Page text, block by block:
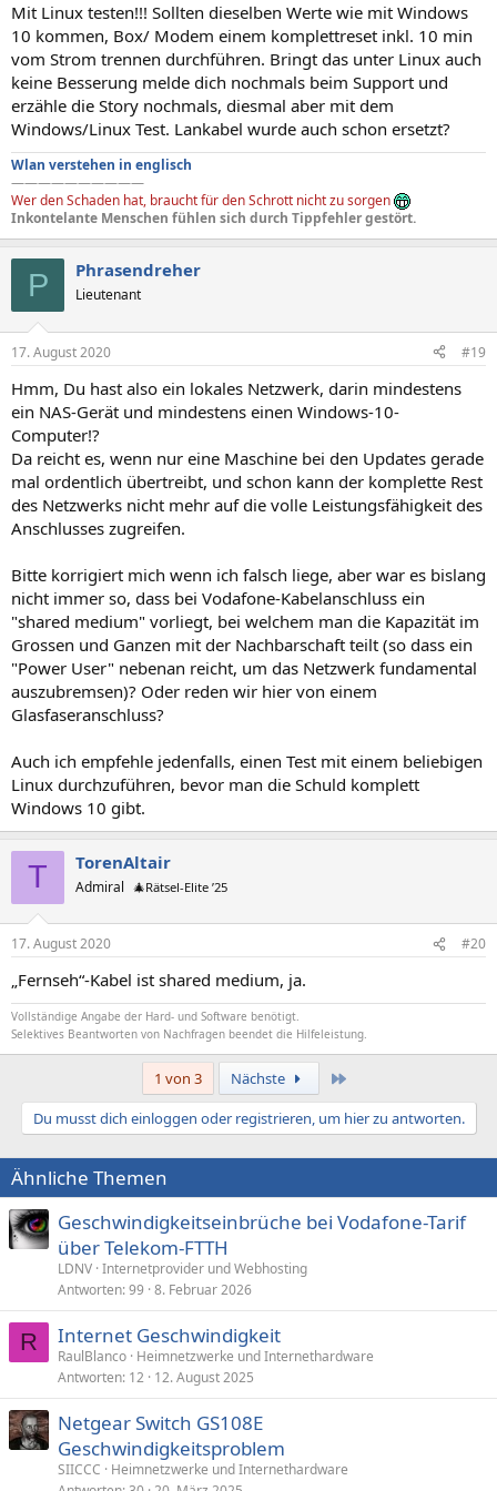
Mit Linux testen!!! Sollten dieselben Werte wie mit Windows
10 kommen, Box/ Modem einem komplettreset inkl. 10 min
vom Strom trennen durchführen. Bringt das unter Linux auch
keine Besserung melde dich nochmals beim Support und
erzähle die Story nochmals, diesmal aber mit dem
Windows/Linux Test. Lankabel wurde auch schon ersetzt?
Wlan verstehen in englisch
——————————
Wer den Schaden hat, braucht für den Schrott nicht zu sorgen
Inkontelante Menschen fühlen sich durch Tippfehler gestört.
P Phrasendreher
Lieutenant
17. August 2020 #19
Hmm, Du hast also ein lokales Netzwerk, darin mindestens
ein NAS-Gerät und mindestens einen Windows-10-
Computer!?
Da reicht es, wenn nur eine Maschine bei den Updates gerade
mal ordentlich übertreibt, und schon kann der komplette Rest
des Netzwerks nicht mehr auf die volle Leistungsfähigkeit des
Anschlusses zugreifen.
Bitte korrigiert mich wenn ich falsch liege, aber war es bislang
nicht immer so, dass bei Vodafone-Kabelanschluss ein
"shared medium" vorliegt, bei welchem man die Kapazität im
Grossen und Ganzen mit der Nachbarschaft teilt (so dass ein
"Power User" nebenan reicht, um das Netzwerk fundamental
auszubremsen)? Oder reden wir hier von einem
Glasfaseranschluss?
Auch ich empfehle jedenfalls, einen Test mit einem beliebigen
Linux durchzuführen, bevor man die Schuld komplett
Windows 10 gibt.
T TorenAltair
Admiral 🎄Rätsel-Elite ’25
17. August 2020 #20
„Fernseh“-Kabel ist shared medium, ja.
Vollständige Angabe der Hard- und Software benötigt.
Selektives Beantworten von Nachfragen beendet die Hilfeleistung.
1 von 3 Nächste
Du musst dich einloggen oder registrieren, um hier zu antworten.
Ähnliche Themen
Geschwindigkeitseinbrüche bei Vodafone-Tarif
über Telekom-FTTH
LDNV Internetprovider und Webhosting
Antworten 99 8. Februar 2026
R Internet Geschwindigkeit
RaulBlanco Heimnetzwerke und Internethardware
Antworten 12 12. August 2025
Netgear Switch GS108E
Geschwindigkeitsproblem
SIICCC
Heimnetzwerke und Internethardware